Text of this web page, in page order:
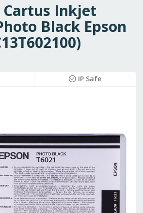
Inkjet
Black Epson
IP Safe